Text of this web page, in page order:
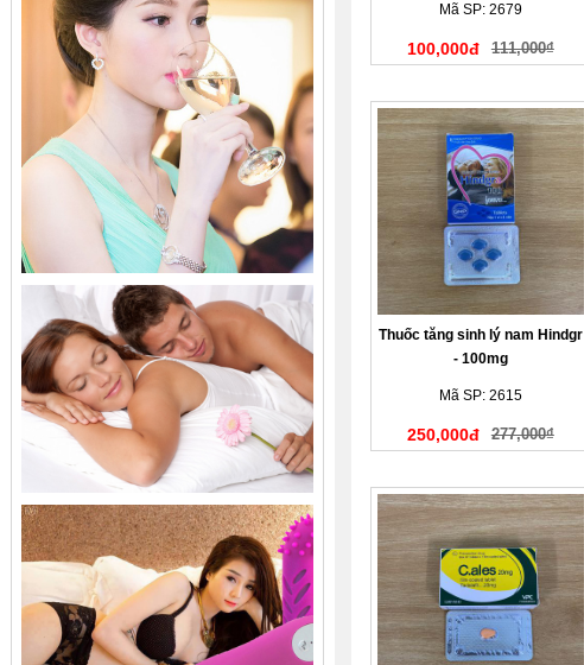
Mã SP: 2679
100,000đ 111,000₫
Thuốc tăng sinh lý nam Hindgr
- 100mg
Mã SP: 2615
250,000đ 277,000₫